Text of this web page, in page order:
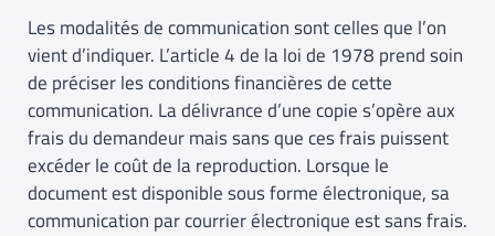
Les modalités de communication sont celles que l’on
vient d’indiquer. L’article 4 de la loi de 1978 prend soin
de préciser les conditions financières de cette
communication. La délivrance d’une copie s’opère aux
frais du demandeur mais sans que ces frais puissent
excéder le coût de la reproduction. Lorsque le
document est disponible sous forme électronique, sa
communication par courrier électronique est sans frais.